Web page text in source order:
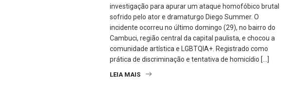
investigação para apurar um ataque homofóbico brutal
sofrido pelo ator e dramaturgo Diego Summer. O
incidente ocorreu no último domingo (29), no bairro do
Cambuci, região central da capital paulista, e chocou a
comunidade artística e LGBTQIA+. Registrado como
prática de discriminação e tentativa de homicídio […]
LEIA MAIS